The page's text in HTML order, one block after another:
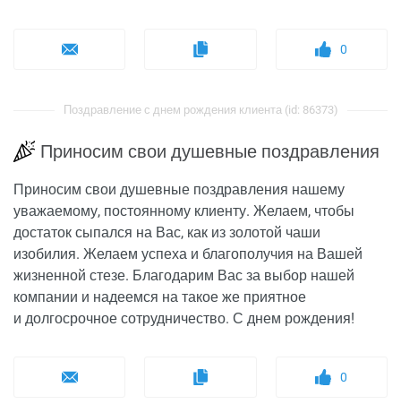
0
Поздравление с днем рождения клиента (id: 86373)
Приносим свои душевные поздравления
Приносим свои душевные поздравления нашему
уважаемому, постоянному клиенту. Желаем, чтобы
достаток сыпался на Вас, как из золотой чаши
изобилия. Желаем успеха и благополучия на Вашей
жизненной стезе. Благодарим Вас за выбор нашей
компании и надеемся на такое же приятное
и долгосрочное сотрудничество. С днем рождения!
0